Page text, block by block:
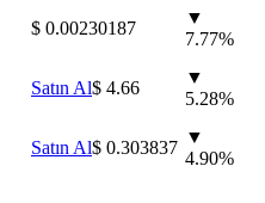
⁦$⁩ 0.00230187
▼
7.77%
Satın Al⁦$⁩ 4.66
▼
5.28%
Satın Al⁦$⁩ 0.303837
▼
4.90%